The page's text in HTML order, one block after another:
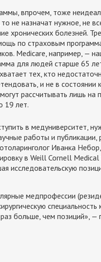
впрочем, тоже
не назначат нужное, не
хронических болезней.
по страховым
Medicare, например, —
для людей старше 65
тех, кто
и не в состоянии
рассчитывать лишь на
19 лет.
в медуниверситет,
работы и публикации,
Иванка
в Weill Cornell
исследовательскую
медпрофессии
больше, чем позиций», —